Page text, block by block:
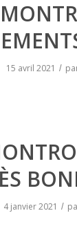
15 avril 2021 /
4 janvier 2021 /